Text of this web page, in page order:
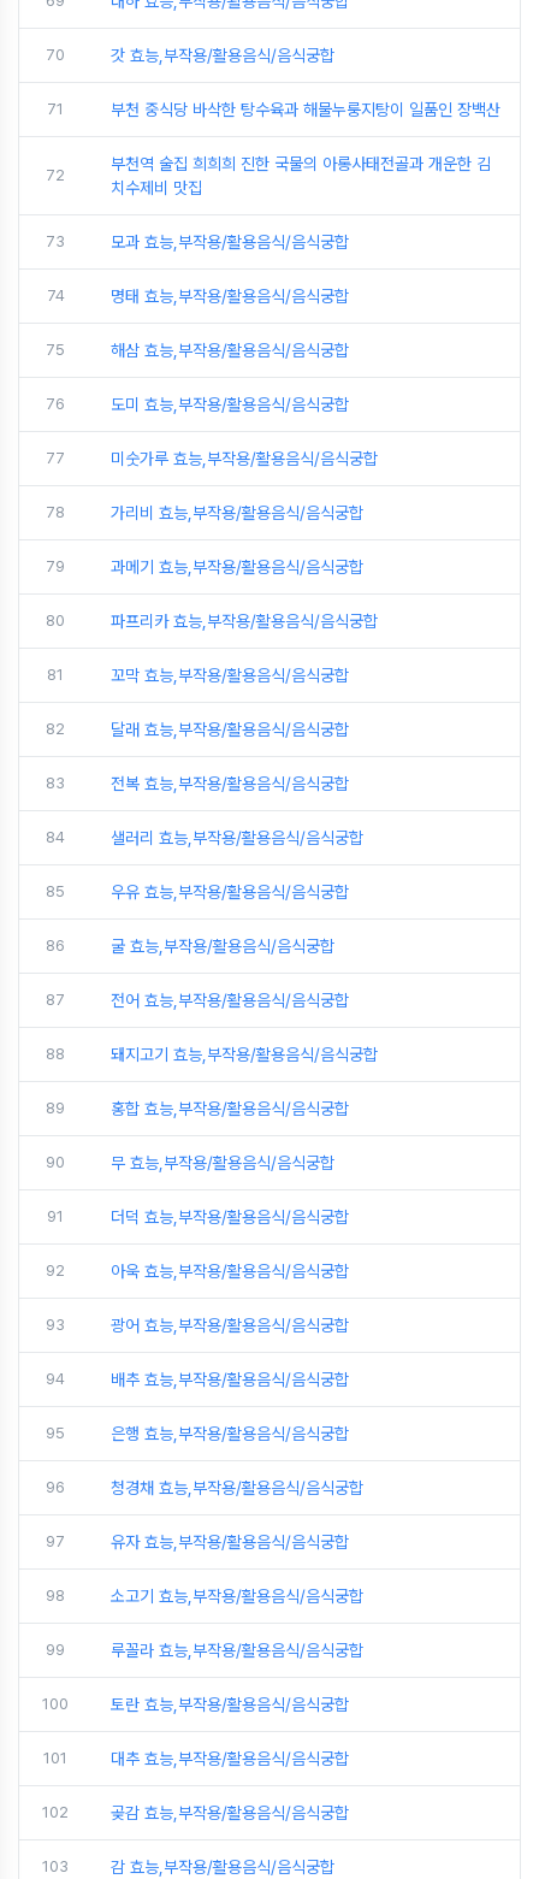
70 갓 효능,부작용/활용음식/음식궁합
71 부천 중식당 바삭한 탕수육과 해물누룽지탕이 일품인 장백산
72
부천역 술집 희희희 진한 국물의 아롱사태전골과 개운한 김
치수제비 맛집
73 모과 효능,부작용/활용음식/음식궁합
74 명태 효능,부작용/활용음식/음식궁합
75 해삼 효능,부작용/활용음식/음식궁합
76 도미 효능,부작용/활용음식/음식궁합
77 미숫가루 효능,부작용/활용음식/음식궁합
78 가리비 효능,부작용/활용음식/음식궁합
79 과메기 효능,부작용/활용음식/음식궁합
80 파프리카 효능,부작용/활용음식/음식궁합
81 꼬막 효능,부작용/활용음식/음식궁합
82 달래 효능,부작용/활용음식/음식궁합
83 전복 효능,부작용/활용음식/음식궁합
84 샐러리 효능,부작용/활용음식/음식궁합
85 우유 효능,부작용/활용음식/음식궁합
86 굴 효능,부작용/활용음식/음식궁합
87 전어 효능,부작용/활용음식/음식궁합
88 돼지고기 효능,부작용/활용음식/음식궁합
89 홍합 효능,부작용/활용음식/음식궁합
90 무 효능,부작용/활용음식/음식궁합
91 더덕 효능,부작용/활용음식/음식궁합
92 아욱 효능,부작용/활용음식/음식궁합
93 광어 효능,부작용/활용음식/음식궁합
94 배추 효능,부작용/활용음식/음식궁합
95 은행 효능,부작용/활용음식/음식궁합
96 청경채 효능,부작용/활용음식/음식궁합
97 유자 효능,부작용/활용음식/음식궁합
98 소고기 효능,부작용/활용음식/음식궁합
99 루꼴라 효능,부작용/활용음식/음식궁합
100 토란 효능,부작용/활용음식/음식궁합
101 대추 효능,부작용/활용음식/음식궁합
102 곶감 효능,부작용/활용음식/음식궁합
103 감 효능,부작용/활용음식/음식궁합